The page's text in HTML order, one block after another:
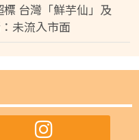
台灣「鮮芋仙」及
未流入市面